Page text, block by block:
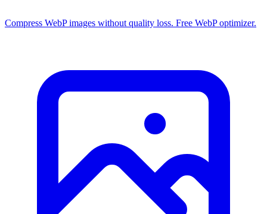
Compress WebP images without quality loss. Free WebP optimizer.